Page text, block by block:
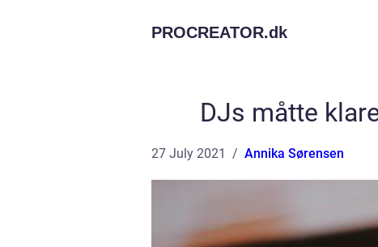
PROCREATOR.dk
DJs måtte
27 July 2021 Annika Sørensen